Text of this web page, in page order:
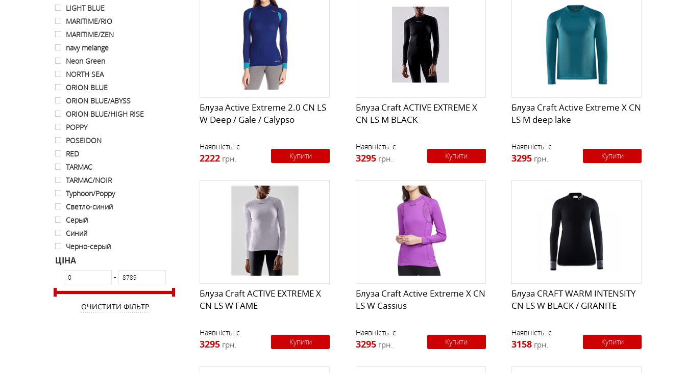
LIGHT BLUE
MARITIME/RIO
MARITIME/ZEN
navy melange
Neon Green
NORTH SEA
ORION BLUE
ORION BLUE/ABYSS
ORION BLUE/HIGH RISE
POPPY
POSEIDON
RED
TARMAC
TARMAC/NOIR
Typhoon/Poppy
Светло-синий
Серый
Синий
Черно-серый
ЦІНА
-
ОЧИСТИТИ ФІЛЬТР
Блуза Active Extreme 2.0 CN LS
W Deep / Gale / Calypso
Наявність: є
2222 грн. Купити
Блуза Craft ACTIVE EXTREME X
CN LS M BLACK
Наявність: є
3295 грн. Купити
Блуза Craft Active Extreme X CN
LS M deep lake
Наявність: є
3295 грн. Купити
Блуза Craft ACTIVE EXTREME X
CN LS W FAME
Наявність: є
3295 грн. Купити
Блуза Craft Active Extreme X CN
LS W Сassius
Наявність: є
3295 грн. Купити
Блуза CRAFT WARM INTENSITY
CN LS W BLACK / GRANITE
Наявність: є
3158 грн. Купити